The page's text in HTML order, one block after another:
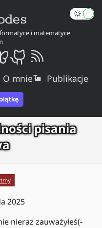
i matematyce
O mnie Publikacje
pisania
2025
nieraz zauważyłeś(-